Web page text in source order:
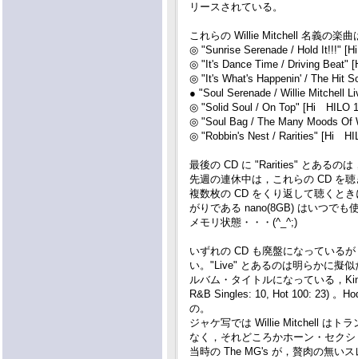
リースされている。
これらの Willie Mitchell 名義の楽
◎ "Sunrise Serenade / Hold It!!!"
◎ "It's Dance Time / Driving Beat"
◎ "It's What's Happenin' / The Hit
● "Soul Serenade / Willie Mitchell
◎ "Solid Soul / On Top" [Hi HILO
◎ "Soul Bag / The Many Moods
◎ "Robbin's Nest / Rarities" [Hi
最後の CD に "Rarities" とあるの
先週の連休中は，これらの CD を
複数枚の CD をくり返して聴くと
がりである nano(8GB) はいつでも
メモリ状態・・・(^_^;)
いずれの CD も廃盤になっている
い。"Live" とあるのは明らかに擬
ルバム・タイトルになっている，
R&B Singles: 10, Hot 100: 23) 。
の。
ジャケ写では Willie Mitchell はト
なく，それどころかホーン・セク
当時の The MG's が，贅肉の無い